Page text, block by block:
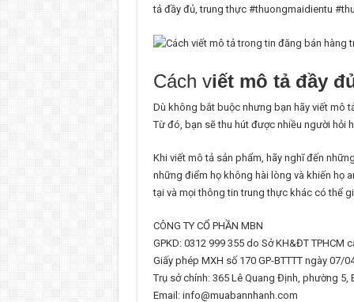
tả đầy đủ, trung thực #thuongmaidientu
Cách viết mô tả đầy
Dù không bắt buộc nhưng bạn hãy viết mô
Từ đó, bạn sẽ thu hút được nhiều người hỏi
Khi viết mô tả sản phẩm, hãy nghĩ đến
những điểm họ không hài lòng và khiến họ
tại và mọi thông tin trung thực khác có thể
CÔNG TY CỔ PHẦN MBN
GPKD: 0312 999 355 do Sở KH&ĐT TPHCM
Giấy phép MXH số 170 GP-BTTTT ngày 07/
Trụ sở chính: 365 Lê Quang Định, phường 5,
Email: info@muabannhanh.com